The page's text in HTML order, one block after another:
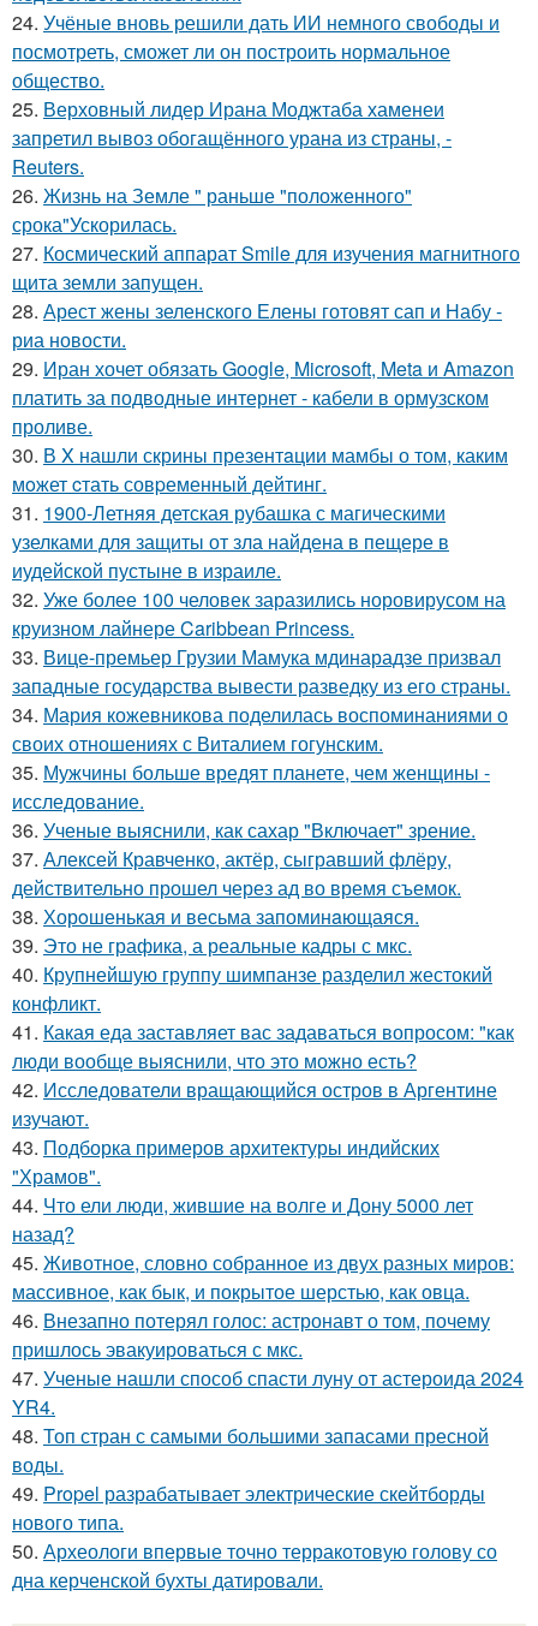
24. Учёные вновь решили дать ИИ немного свободы и
посмотреть, сможет ли он построить нормальное
общество.
25. Верховный лидер Ирана Моджтаба хаменеи
запретил вывоз обогащённого урана из страны, -
Reuters.
26. Жизнь на Земле " раньше "положенного"
срока"Ускорилась.
27. Космический аппарат Smile для изучения магнитного
щита земли запущен.
28. Арест жены зеленского Елены готовят сап и Набу -
риа новости.
29. Иран хочет обязать Google, Microsoft, Meta и Amazon
платить за подводные интернет - кабели в ормузском
проливе.
30. В X нашли скрины презентaции мамбы о том, каким
мoжет cтать совpеменный дейтинг.
31. 1900-Летняя детская рубашка с магическими
узелками для защиты от зла найдена в пещере в
иудейской пустыне в израиле.
32. Уже более 100 человек заразились норовирусом на
круизном лайнере Caribbean Princess.
33. Вице-премьер Грузии Мамука мдинарадзе призвал
западные государства вывести разведку из его страны.
34. Мария кожевникова поделилась воспоминаниями о
своих отношениях с Виталием гогунским.
35. Мужчины больше вредят планете, чем женщины -
исследование.
36. Ученые выяснили, как сахар "Включает" зрение.
37. Алексей Кравченко, актёр, сыгравший флёру,
действительно прошел через ад во время съемок.
38. Хорoшенькая и весьма запоминaющаяся.
39. Это не графика, а реальные кадры с мкс.
40. Крупнейшую группу шимпанзе разделил жестокий
конфликт.
41. Какая еда заставляет вас задаваться вопросом: "как
люди вообще выяснили, что это можно есть?
42. Исследователи вращающийся остров в Аргентине
изучают.
43. Подборка примеров архитектуры индийских
"Храмов".
44. Что ели люди, жившие на волге и Дону 5000 лет
назад?
45. Животное, словно собранное из двух разных миров:
массивное, как бык, и покрытое шерстью, как овца.
46. Внезапно потерял голос: астронавт о том, почему
пришлось эвакуироваться с мкс.
47. Ученые нашли способ спасти луну от астероида 2024
YR4.
48. Топ стран с самыми большими запасами пресной
воды.
49. Propel разрабатывает электрические скейтборды
нового типа.
50. Археологи впервые точно терракотовую голову со
дна керченской бухты датировали.